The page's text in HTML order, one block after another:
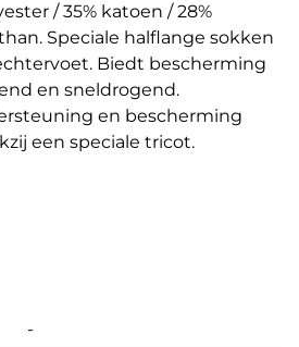
/ 35% katoen / 28%
Speciale halflange sokken
Biedt bescherming
en sneldrogend.
en bescherming
een speciale tricot.
-